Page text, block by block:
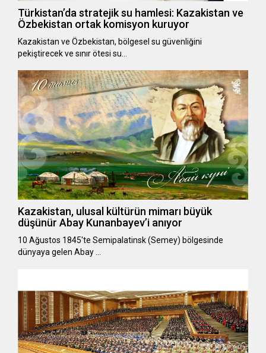
Türkistan’da stratejik su hamlesi: Kazakistan ve
Özbekistan ortak komisyon kuruyor
Kazakistan ve Özbekistan, bölgesel su güvenliğini
pekiştirecek ve sınır ötesi su…
Kazakistan, ulusal kültürün mimarı büyük
düşünür Abay Kunanbayev’i anıyor
10 Ağustos 1845'te Semipalatinsk (Semey) bölgesinde
dünyaya gelen Abay …